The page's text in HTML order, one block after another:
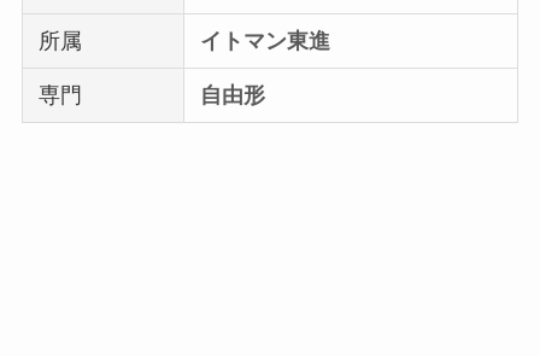
所属 イトマン東進
専門 自由形